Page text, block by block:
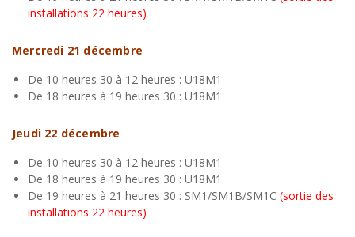
installations 22 heures)
Mercredi 21 décembre
De 10 heures 30 à 12 heures : U18M1
De 18 heures à 19 heures 30 : U18M1
Jeudi 22 décembre
De 10 heures 30 à 12 heures : U18M1
De 18 heures à 19 heures 30 : U18M1
De 19 heures à 21 heures 30 : SM1/SM1B/SM1C (sortie des
installations 22 heures)